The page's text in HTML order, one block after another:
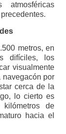
metros, en
difíciles, los
visualmente
navegacón por
cerca de la
lo cierto es
de
hacia el